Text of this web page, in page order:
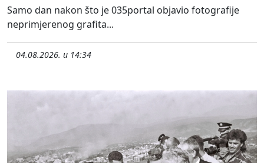
Samo dan nakon što je 035portal objavio fotografije
neprimjerenog grafita...
04.08.2026. u 14:34